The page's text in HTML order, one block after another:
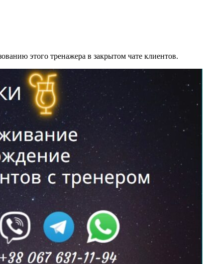
этого тренажера в закрытом чате клиентов.